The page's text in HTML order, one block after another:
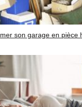
son garage en pièce